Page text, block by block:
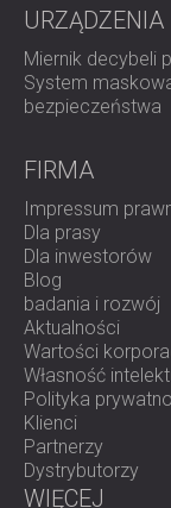
URZĄDZENIA
Miernik decybeli
System
bezpieczeństwa
FIRMA
Impressum
Dla prasy
Dla inwestorów
Blog
badania i rozwój
Aktualności
Wartości
Własność
Polityka
Klienci
Partnerzy
Dystrybutorzy
WIĘCEJ